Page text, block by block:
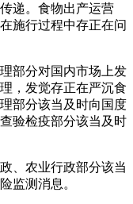
递。食物出产运营
施行过程中存正在问
部分对国内市场上发
，发觉存正在严沉食
部分该当及时向国度
验检疫部分该当及时
、农业行政部分该当
监测消息。